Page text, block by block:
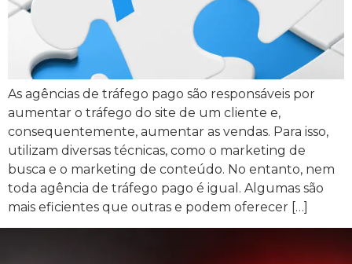
As agências de tráfego pago são responsáveis por
aumentar o tráfego do site de um cliente e,
consequentemente, aumentar as vendas. Para isso,
utilizam diversas técnicas, como o marketing de
busca e o marketing de conteúdo. No entanto, nem
toda agência de tráfego pago é igual. Algumas são
mais eficientes que outras e podem oferecer […]